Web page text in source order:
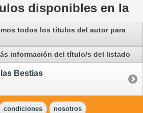
disponibles en la
todos los títulos del autor para
información del título/s del listado
Bestias
condiciones nosotros